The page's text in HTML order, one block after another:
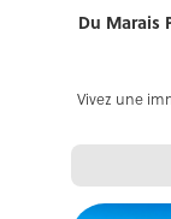
Du Marais
Vivez une